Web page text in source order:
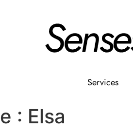
Services
: Elsa